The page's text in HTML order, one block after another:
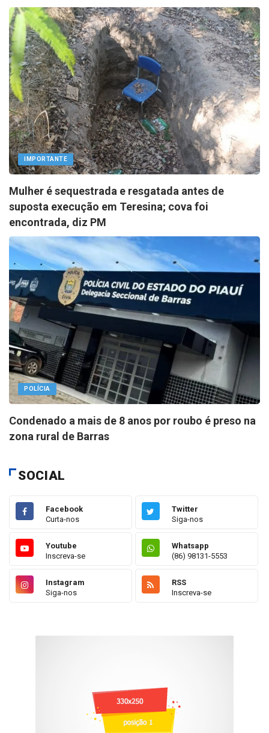
IMPORTANTE
Mulher é sequestrada e resgatada antes de
suposta execução em Teresina; cova foi
encontrada, diz PM
POLÍCIA
Condenado a mais de 8 anos por roubo é preso na
zona rural de Barras
SOCIAL
Facebook
Curta-nos
Twitter
Siga-nos
Youtube
Inscreva-se
Whatsapp
(86) 98131-5553
Instagram
Siga-nos
RSS
Inscreva-se